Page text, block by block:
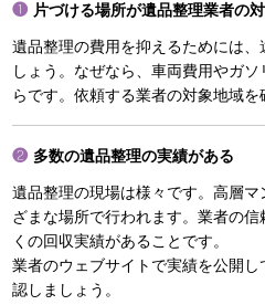
片づける場所が遺品整理業者の
遺品整理の費用を抑えるためには
しょう。なぜなら、車両費用やガ
らです。依頼する業者の対象地域を
多数の遺品整理の実績がある
遺品整理の現場は様々です。高層
ざまな場所で行われます。業者の
くの回収実績があることです。
業者のウェブサイトで実績を公開
認しましょう。